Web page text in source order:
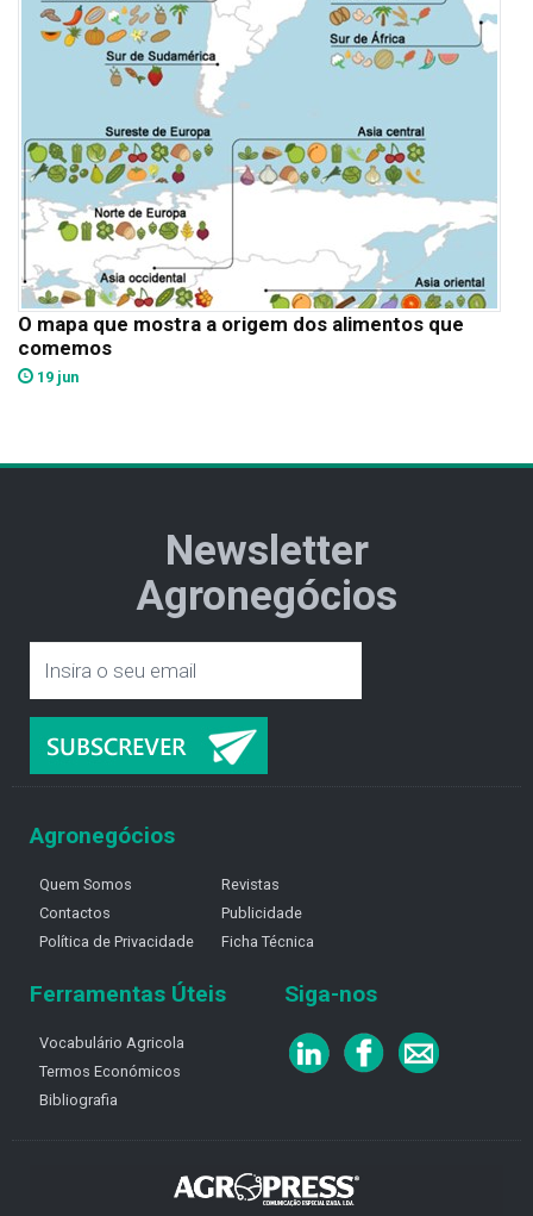
O mapa que mostra a origem dos alimentos que
comemos
19 jun
Newsletter
Agronegócios
Agronegócios
Quem Somos
Contactos
Política de Privacidade
Revistas
Publicidade
Ficha Técnica
Ferramentas Úteis
Vocabulário Agricola
Termos Económicos
Bibliografia
Siga-nos